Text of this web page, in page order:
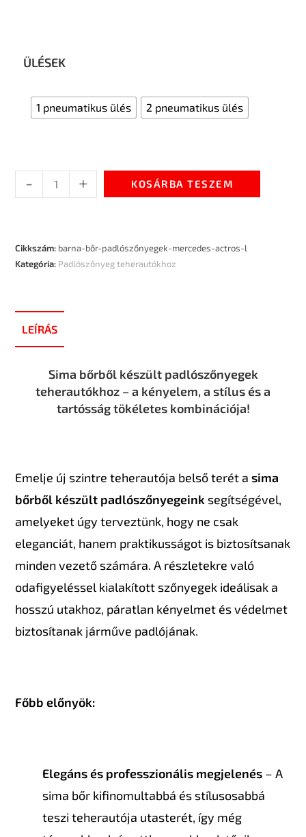
ÜLÉSEK
1 pneumatikus ülés 2 pneumatikus ülés
- + KOSÁRBA TESZEM
Cikkszám: barna-bőr-padlószőnyegek-mercedes-actros-l
Kategória: Padlószőnyeg teherautókhoz
LEÍRÁS
Sima bőrből készült padlószőnyegek
teherautókhoz – a kényelem, a stílus és a
tartósság tökéletes kombinációja!
Emelje új szintre teherautója belső terét asima
bőrből készült padlószőnyegeink segítségével,
amelyeket úgy terveztünk, hogy ne csak
eleganciát, hanem praktikusságot is biztosítsanak
minden vezető számára. A részletekre való
odafigyeléssel kialakított szőnyegek ideálisak a
hosszú utakhoz, páratlan kényelmet és védelmet
biztosítanak járműve padlójának.
Főbb előnyök:
Elegáns és professzionális megjelenés – A
sima bőr kifinomultabbá és stílusosabbá
teszi teherautója utasterét, így még